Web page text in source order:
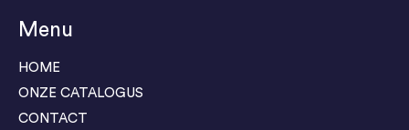
Menu
HOME
ONZE CATALOGUS
CONTACT